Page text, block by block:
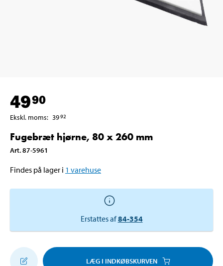
4990
Ekskl. moms: 3992
Fugebræt hjørne, 80 x 260 mm
Art.87-5961
Findes på lager i 1 varehuse
Erstattes af84-354
LÆG I INDKØBSKURVEN